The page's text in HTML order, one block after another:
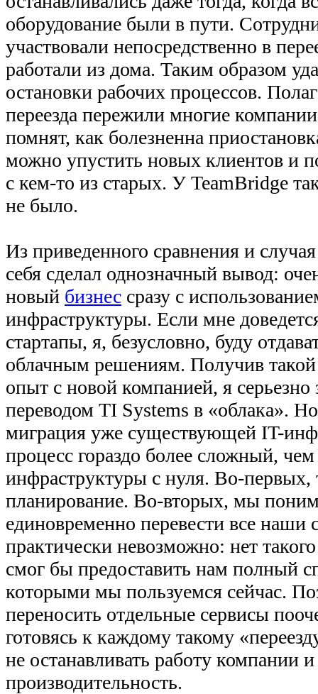
оборудование были в пути.
участвовали непосредственно в
работали из дома. Таким образом
остановки рабочих процессов.
переезда пережили многие
помнят, как болезненна
можно упустить новых клиентов и
с кем-то из старых. У TeamBridge
не было.
Из приведенного сравнения и
себя сделал однозначный вывод:
новый бизнес сразу с
инфраструктуры. Если мне
стартапы, я, безусловно, буду
облачным решениям. Получив
опыт с новой компанией, я серьезно
переводом TI Systems в «облака».
миграция уже существующей IT-
процесс гораздо более сложный,
инфраструктуры с нуля. Во-первых,
планирование. Во-вторых, мы
единовременно перевести все наши
практически невозможно: нет
смог бы предоставить нам полный
которыми мы пользуемся сейчас.
переносить отдельные сервисы
готовясь к каждому такому
не останавливать работу компании
производительность.